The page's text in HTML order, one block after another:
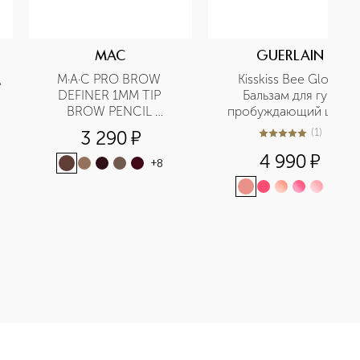
MAC
M·A·C PRO BROW
DEFINER 1MM TIP
BROW PENCIL
Карандаш для бровей
3 290¤
+8
GUERLAIN
Kisskiss Bee Glow
Бальзам для губ
пробуждающий цвет
5из 51 (1)
4 990¤